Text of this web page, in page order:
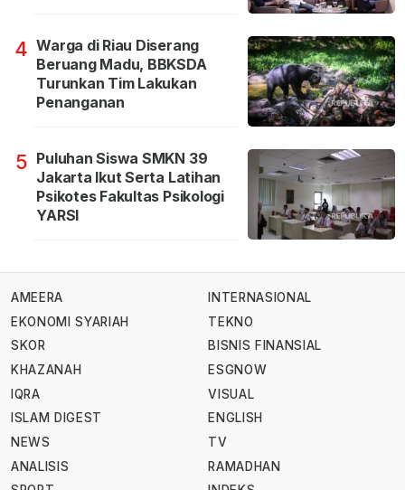
4 Warga di Riau Diserang
Beruang Madu, BBKSDA
Turunkan Tim Lakukan
Penanganan
5 Puluhan Siswa SMKN 39
Jakarta Ikut Serta Latihan
Psikotes Fakultas Psikologi
YARSI
AMEERA
EKONOMI SYARIAH
SKOR
KHAZANAH
IQRA
ISLAM DIGEST
NEWS
ANALISIS
INTERNASIONAL
TEKNO
BISNIS FINANSIAL
ESGNOW
VISUAL
ENGLISH
TV
RAMADHAN